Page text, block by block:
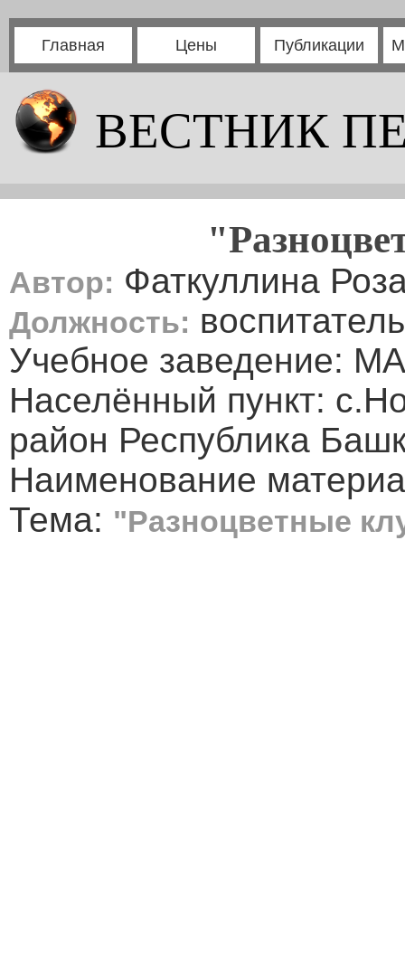
Главная Цены Публикации
ВЕСТНИК
Автор: Фаткуллина
Должность: воспитатель
Учебное заведение:
Населённый пункт:
район Республика
Наименование
Тема: "Разноцветные